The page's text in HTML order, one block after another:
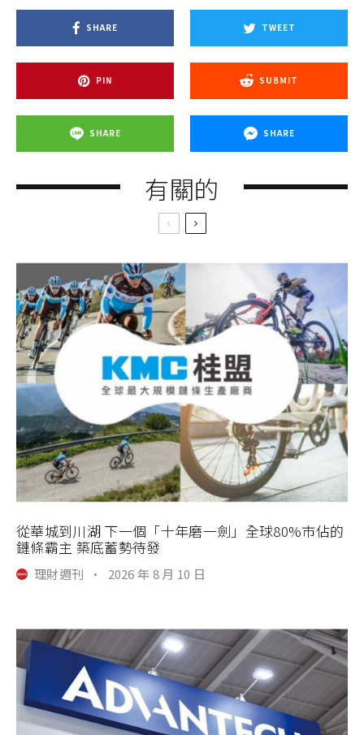
SHARE TWEET
PIN SUBMIT
SHARE SHARE
有關的
從華城到川湖 下一個「十年磨一劍」全球80%市佔的
鏈條霸主 築底蓄勢待發
理財週刊 · 2026 年 8 月 10 日